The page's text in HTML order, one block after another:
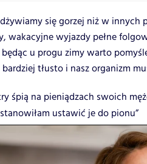
się gorzej niż w innych
wakacyjne wyjazdy pełne
będąc u progu zimy warto
tłusto i nasz organizm
śpią na pieniądzach swoich
ustawić je do pionu”